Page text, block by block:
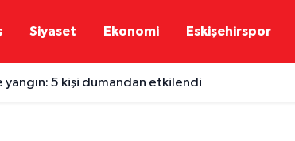
Siyaset Ekonomi Eskişehirspor
yangın: 5 kişi dumandan etkilendi